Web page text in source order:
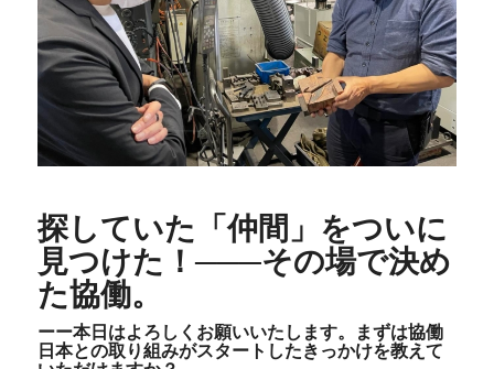
探していた「仲間」をついに
見つけた！───その場で決め
た協働。
ーー本日はよろしくお願いいたします。まずは協働
日本との取り組みがスタートしたきっかけを教えて